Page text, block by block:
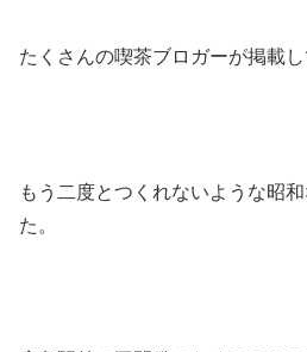
たくさんの喫茶ブロガーが掲載し
もう二度とつくれないような昭
た。